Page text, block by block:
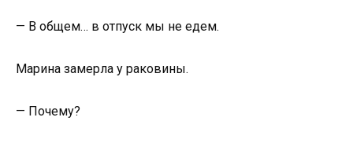
— В общем… в отпуск мы не едем.
Марина замерла у раковины.
— Почему?